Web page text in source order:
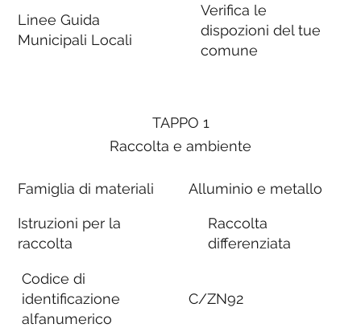
Linee Guida
Municipali Locali
Verifica le
dispozioni del tue
comune
TAPPO 1
Raccolta e ambiente
Famiglia di materiali
Istruzioni per la
raccolta
Codice di
identificazione
alfanumerico
Alluminio e metallo
Raccolta
differenziata
C/ZN92